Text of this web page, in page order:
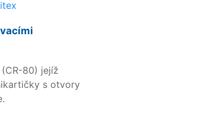
80) jejíž
s otvory